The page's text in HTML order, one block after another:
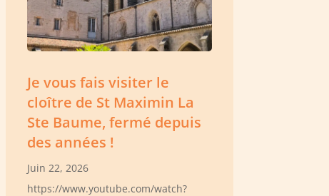
Je vous fais visiter le
cloître de St Maximin La
Ste Baume, fermé depuis
des années !
Juin 22, 2026
https://www.youtube.com/watch?